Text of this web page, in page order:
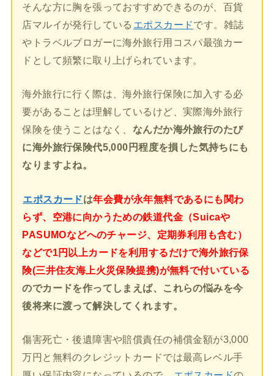
そんな方に胸を張っておすすめできるのが、百貨
店マルイが発行している エポスカードです。雑誌
やトラベルブロガーに海外旅行用コスパ最強カー
ドとして頻繁に取り上げられています。
海外旅行に行く際は、海外旅行保険に加入する必
要があることは理解しているけど、実際海外旅行
保険を使うことはなく、 なんだか海外旅行のたび
に海外旅行保険代5,000円程度を損した気持ちにも
なりますよね。
エポスカードは年会費が永年無料であるにも関わ
らず、空港に向かうための鉄道代金（Suicaや
PASUMOなどへのチャージ、定期券利用も含む）
などで1円以上カードを利用するだけで海外旅行保
険(三井住友海上火災保険提携)が無料で付いている
のでカードを作ってしまえば、これらの悩みを今
後将来に渡って解決してくれます。
傷害死亡・後遺障害や賠償責任の補償金額が3,000
万円と無料のクレジットカードでは最高レベル手